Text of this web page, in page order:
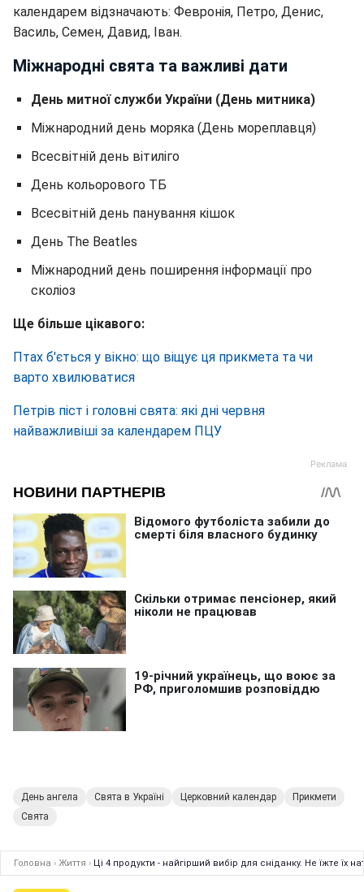
календарем відзначають: Февронія, Петро, Денис,
Василь, Семен, Давид, Іван.
Міжнародні свята та важливі дати
День митної служби України (День митника)
Міжнародний день моряка (День мореплавця)
Всесвітній день вітиліго
День кольорового ТБ
Всесвітній день панування кішок
День The Beatles
Міжнародний день поширення інформації про
сколіоз
Ще більше цікавого:
Птах б'ється у вікно: що віщує ця прикмета та чи
варто хвилюватися
Петрів піст і головні свята: які дні червня
найважливіші за календарем ПЦУ
День ангела Свята в Україні Церковний календар
Прикмети
Свята
Головна › Життя › Ці 4 продукти - найгірший вибір для сніданку. Не їжте їх